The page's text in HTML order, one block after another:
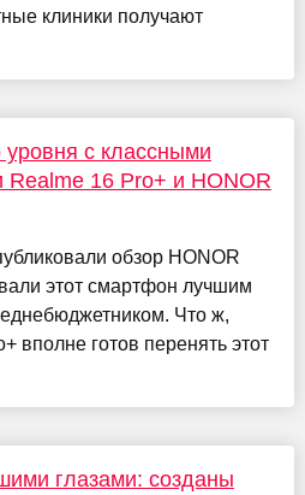
клиники получают
с классными
16 Pro+ и HONOR
обзор HONOR
этот смартфон лучшим
Что ж,
вполне готов перенять этот
глазами: созданы